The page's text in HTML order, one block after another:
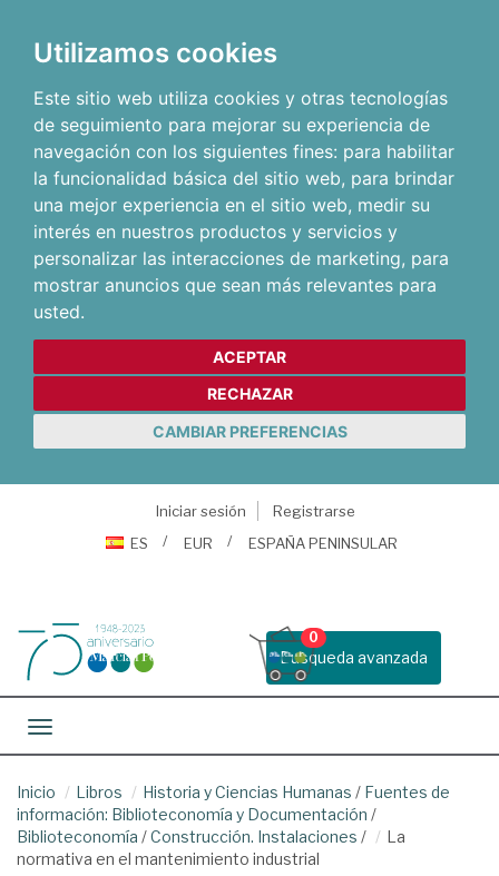
Utilizamos cookies
Este sitio web utiliza cookies y otras tecnologías
de seguimiento para mejorar su experiencia de
navegación con los siguientes fines: para habilitar
la funcionalidad básica del sitio web, para brindar
una mejor experiencia en el sitio web, medir su
interés en nuestros productos y servicios y
personalizar las interacciones de marketing, para
mostrar anuncios que sean más relevantes para
usted.
ACEPTAR
RECHAZAR
CAMBIAR PREFERENCIAS
Iniciar sesión
Registrarse
ES
EUR ESPAÑA PENINSULAR
Busqueda avanzada
0
Toggle navigation
Inicio Libros Historia y Ciencias Humanas / Fuentes de
información: Biblioteconomía y Documentación /
Biblioteconomía /Construcción. Instalaciones /
La
normativa en el mantenimiento industrial